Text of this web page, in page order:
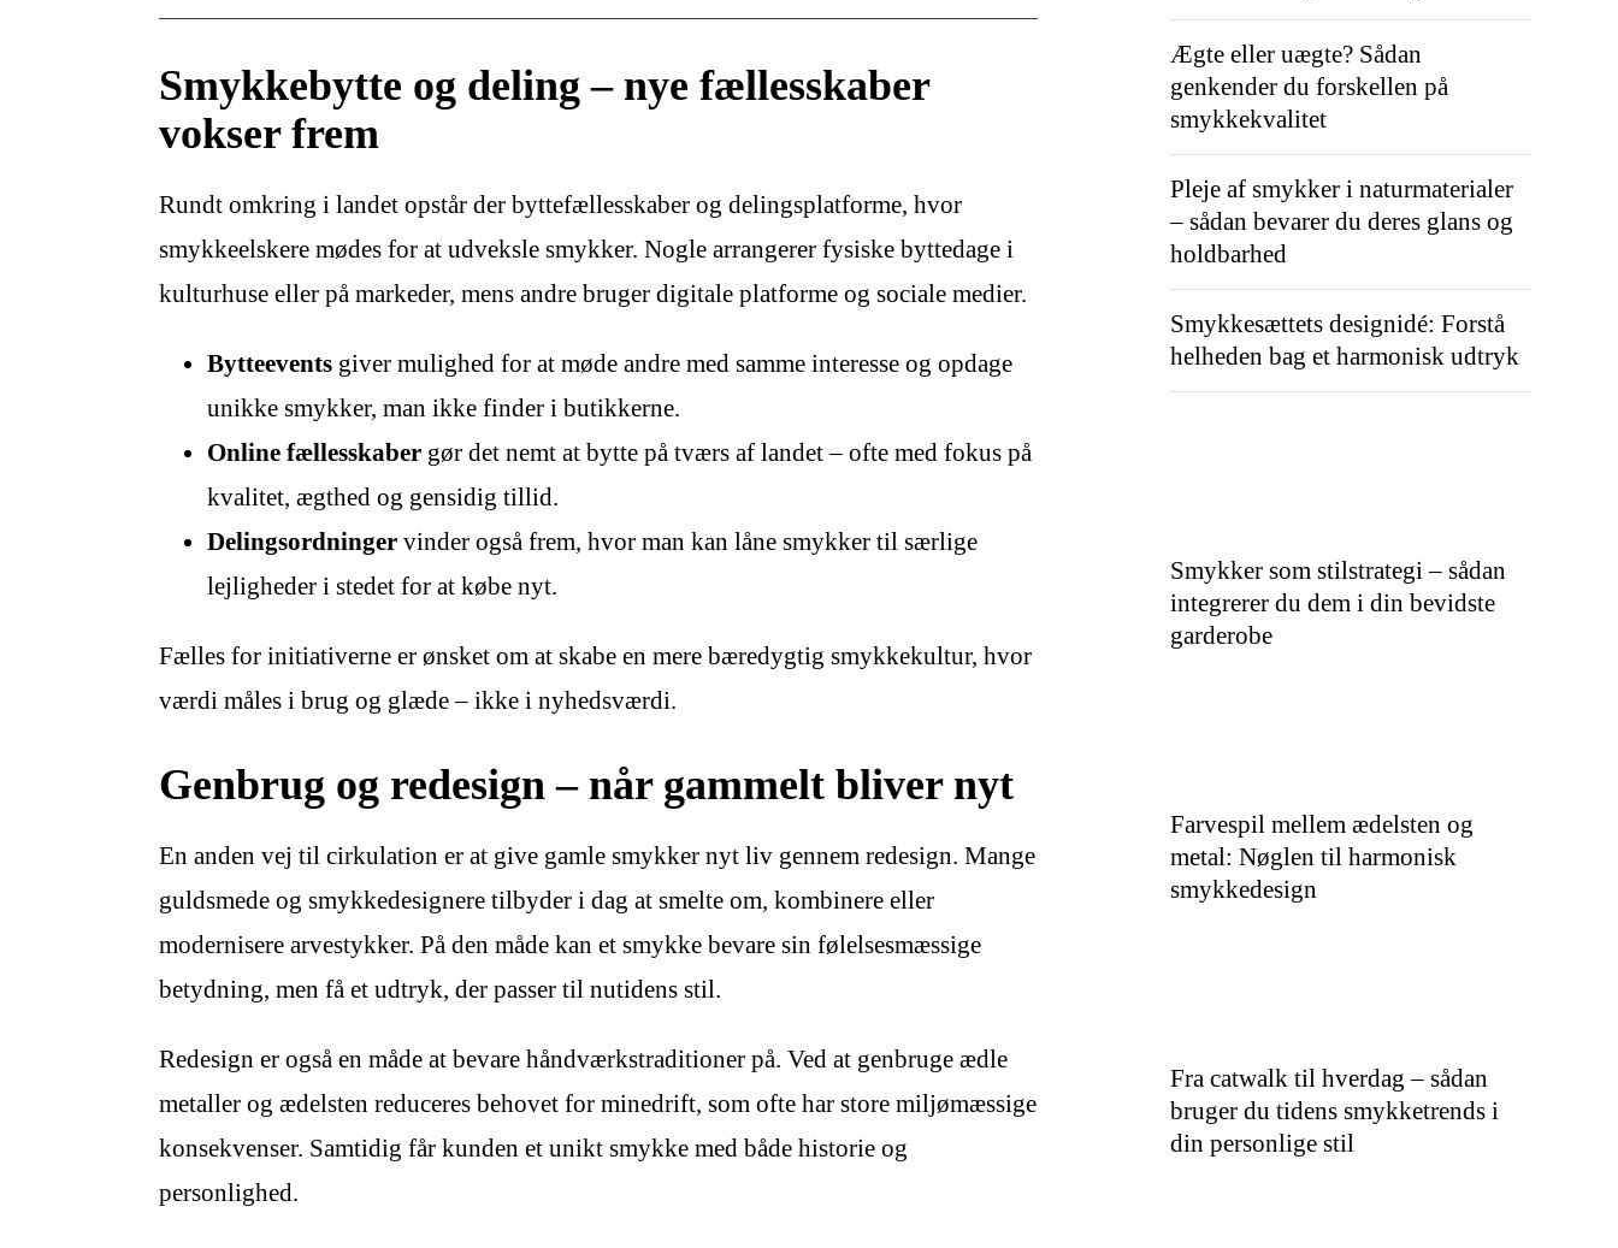
Smykkebytte og deling – nye fællesskaber
vokser frem
Rundt omkring i landet opstår der byttefællesskaber og delingsplatforme, hvor
smykkeelskere mødes for at udveksle smykker. Nogle arrangerer fysiske byttedage i
kulturhuse eller på markeder, mens andre bruger digitale platforme og sociale medier.
Bytteevents giver mulighed for at møde andre med samme interesse og opdage
unikke smykker, man ikke finder i butikkerne.
Online fællesskaber gør det nemt at bytte på tværs af landet – ofte med fokus på
kvalitet, ægthed og gensidig tillid.
Delingsordninger vinder også frem, hvor man kan låne smykker til særlige
lejligheder i stedet for at købe nyt.
Fælles for initiativerne er ønsket om at skabe en mere bæredygtig smykkekultur, hvor
værdi måles i brug og glæde – ikke i nyhedsværdi.
Genbrug og redesign – når gammelt bliver nyt
En anden vej til cirkulation er at give gamle smykker nyt liv gennem redesign. Mange
guldsmede og smykkedesignere tilbyder i dag at smelte om, kombinere eller
modernisere arvestykker. På den måde kan et smykke bevare sin følelsesmæssige
betydning, men få et udtryk, der passer til nutidens stil.
Redesign er også en måde at bevare håndværkstraditioner på. Ved at genbruge ædle
metaller og ædelsten reduceres behovet for minedrift, som ofte har store miljømæssige
konsekvenser. Samtidig får kunden et unikt smykke med både historie og
personlighed.
Ægte eller uægte? Sådan
genkender du forskellen på
smykkekvalitet
Pleje af smykker i naturmaterialer
– sådan bevarer du deres glans og
holdbarhed
Smykkesættets designidé: Forstå
helheden bag et harmonisk udtryk
Smykker som stilstrategi – sådan
integrerer du dem i din bevidste
garderobe
Farvespil mellem ædelsten og
metal: Nøglen til harmonisk
smykkedesign
Fra catwalk til hverdag – sådan
bruger du tidens smykketrends i
din personlige stil